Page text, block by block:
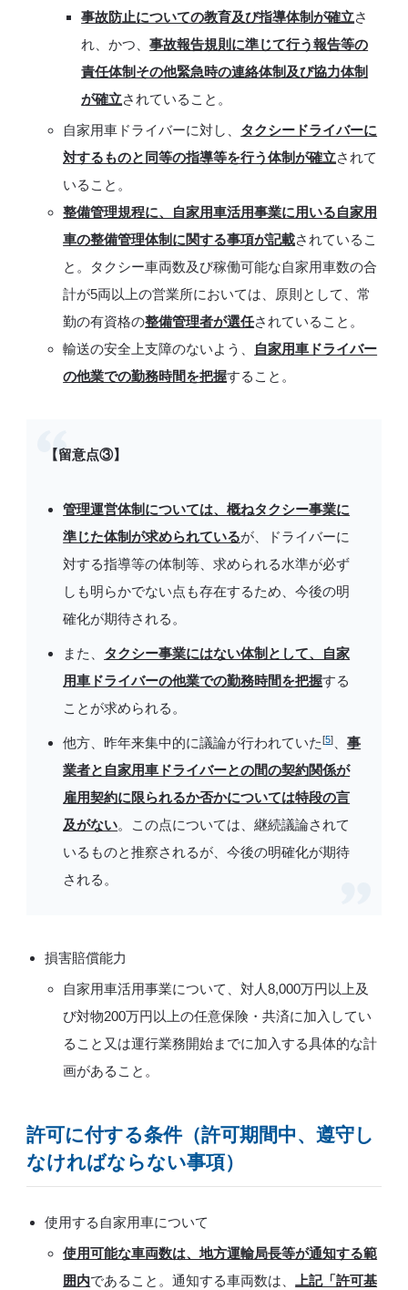
事故防止についての教育及び指導体制が確立さ
れ、かつ、事故報告規則に準じて行う報告等の
責任体制その他緊急時の連絡体制及び協力体制
が確立されていること。
自家用車ドライバーに対し、 タクシードライバーに
対するものと同等の指導等を行う体制が確立されて
いること。
整備管理規程に、自家用車活用事業に用いる自家用
車の整備管理体制に関する事項が記載されているこ
と。タクシー車両数及び稼働可能な自家用車数の合
計が5両以上の営業所においては、原則として、常
勤の有資格の整備管理者が選任されていること。
輸送の安全上支障のないよう、
自家用車ドライバー
の他業での勤務時間を把握すること。
【留意点③】
管理運営体制については、概ねタクシー事業に
準じた体制が求められているが、ドライバーに
対する指導等の体制等、求められる水準が必ず
しも明らかでない点も存在するため、今後の明
確化が期待される。
また、 タクシー事業にはない体制として、自家
用車ドライバーの他業での勤務時間を把握する
ことが求められる。
他方、昨年来集中的に議論が行われていた[5] 、事
業者と自家用車ドライバーとの間の契約関係が
雇用契約に限られるか否かについては特段の言
及がない。この点については、継続議論されて
いるものと推察されるが、今後の明確化が期待
される。
損害賠償能力
自家用車活用事業について、対人8,000万円以上及
び対物200万円以上の任意保険・共済に加入してい
ること又は運行業務開始までに加入する具体的な計
画があること。
許可に付する条件（許可期間中、遵守し
なければならない事項）
使用する自家用車について
使用可能な車両数は、地方運輸局長等が通知する範
囲内であること。通知する車両数は、
上記「許可基